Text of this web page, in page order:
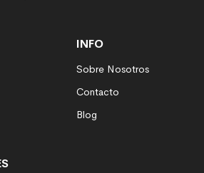
INFO
Sobre Nosotros
Contacto
Blog